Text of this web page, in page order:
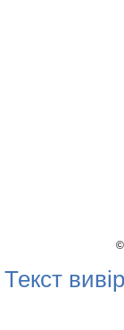
©
Текст